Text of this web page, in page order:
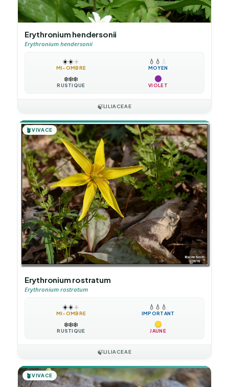
Erythronium hendersonii
Erythronium hendersonii
☀️☀️☀️
MI-OMBRE
💧 💧 💧
MOYEN
❄️❄️❄️
RUSTIQUE VIOLET
🍃LILIACEAE
🪴VIVACE
Erythronium rostratum
Erythronium rostratum
☀️☀️☀️
MI-OMBRE
💧 💧 💧
IMPORTANT
❄️❄️❄️
RUSTIQUE JAUNE
🍃LILIACEAE
🪴VIVACE